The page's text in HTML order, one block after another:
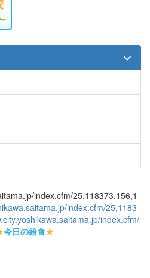
index.cfm/25,118373,156,1
index.cfm/25,1183
index.cfm/
今日の給食★